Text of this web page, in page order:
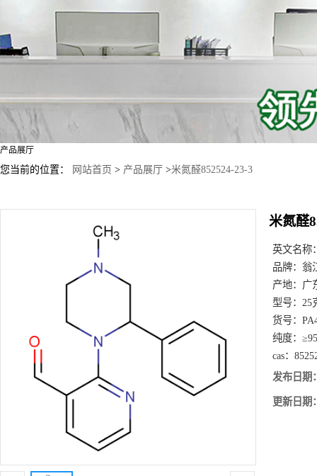
产品展厅
您当前的位置： 网站首页 > 产品展厅 >米氮醛852524-23-3
米氮醛
英文名称
品牌： 翁
产地： 广
型号： 25
货号：
纯度：
cas：
发布日期
更新日期